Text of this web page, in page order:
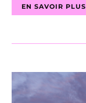
EN SAVOIR PLUS